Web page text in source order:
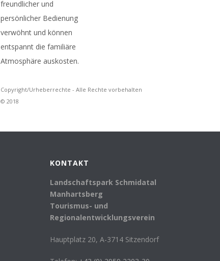
freundlicher und
persönlicher Bedienung
verwöhnt und können
entspannt die familiäre
Atmosphäre auskosten.
Copyright/Urheberrechte - Alle Rechte vorbehalten
© 2018
KONTAKT
Landschaftspark Schmidatal
Manhartsberg
Tourismus- und
Regionalentwicklungsverein
Hauptplatz 20, A-3714 Sitzendorf